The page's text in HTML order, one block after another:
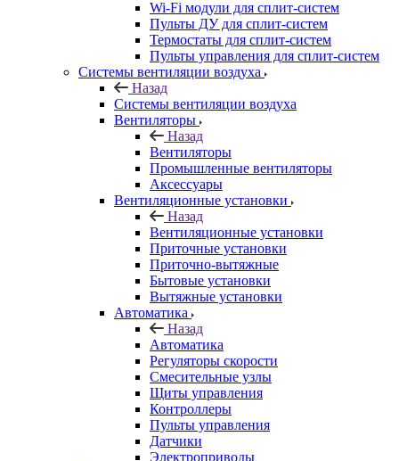
Wi-Fi модули для сплит-систем
Пульты ДУ для сплит-систем
Термостаты для сплит-систем
Пульты управления для сплит-систем
Системы вентиляции воздуха
Назад
Системы вентиляции воздуха
Вентиляторы
Назад
Вентиляторы
Промышленные вентиляторы
Аксессуары
Вентиляционные установки
Назад
Вентиляционные установки
Приточные установки
Приточно-вытяжные
Бытовые установки
Вытяжные установки
Автоматика
Назад
Автоматика
Регуляторы скорости
Смесительные узлы
Щиты управления
Контроллеры
Пульты управления
Датчики
Электроприводы